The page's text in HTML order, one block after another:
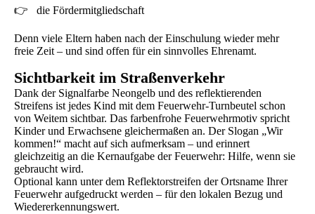
👉 die Fördermitgliedschaft
Denn viele Eltern haben nach der Einschulung wieder mehr
freie Zeit – und sind offen für ein sinnvolles Ehrenamt.
Sichtbarkeit im Straßenverkehr
Dank der Signalfarbe Neongelb und des reflektierenden
Streifens ist jedes Kind mit dem Feuerwehr-Turnbeutel schon
von Weitem sichtbar. Das farbenfrohe Feuerwehrmotiv spricht
Kinder und Erwachsene gleichermaßen an. Der Slogan „Wir
kommen!“ macht auf sich aufmerksam – und erinnert
gleichzeitig an die Kernaufgabe der Feuerwehr: Hilfe, wenn sie
gebraucht wird.
Optional kann unter dem Reflektorstreifen der Ortsname Ihrer
Feuerwehr aufgedruckt werden – für den lokalen Bezug und
Wiedererkennungswert.